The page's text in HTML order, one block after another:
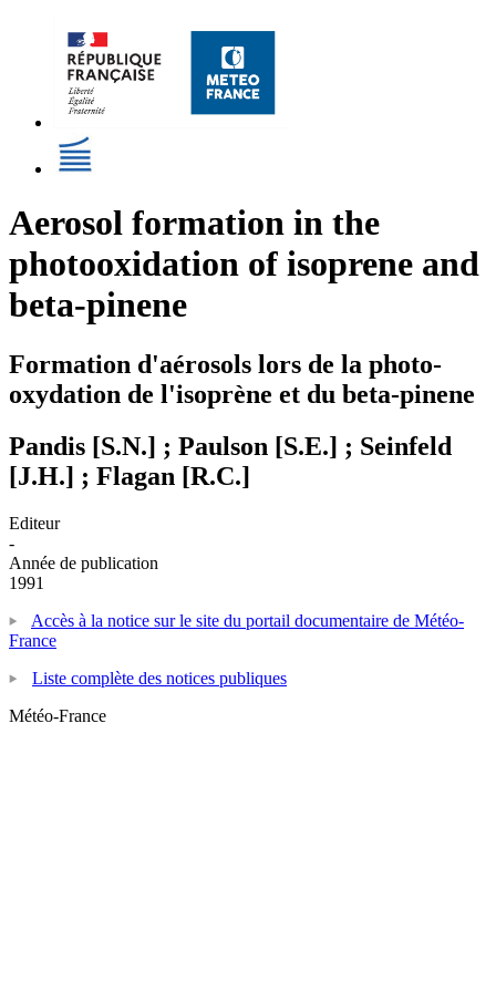
Aerosol formation in the
photooxidation of isoprene and
beta-pinene
Formation d'aérosols lors de la photo-
oxydation de l'isoprène et du beta-pinene
Pandis [S.N.] ; Paulson [S.E.] ; Seinfeld
[J.H.] ; Flagan [R.C.]
Editeur
-
Année de publication
1991
Accès à la notice sur le site du portail documentaire de Météo-
France
Liste complète des notices publiques
Météo-France